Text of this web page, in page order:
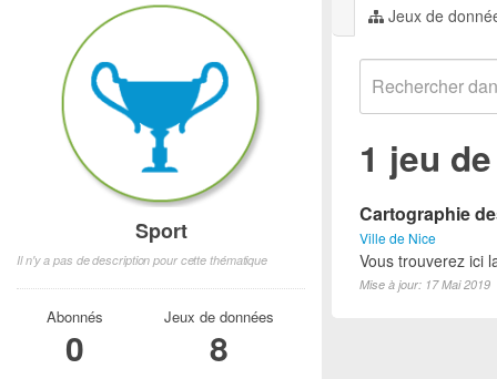
Jeux de
1 jeu
Cartographie
Ville de Nice
Vous trouverez ici
Mise à jour: 17 Mai 2019
Sport
Il n'y a pas de description pour cette thématique
Abonnés
0
Jeux de données
8